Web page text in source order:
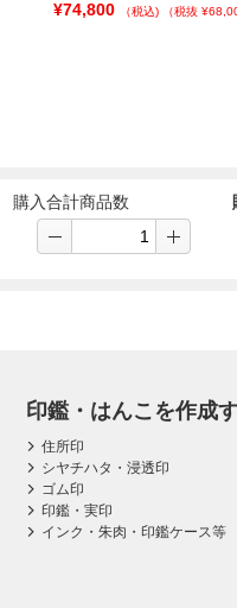
¥74,800
（税込) （税抜
購入合計商品数
印鑑・はんこを作成
住所印
シヤチハタ・浸透印
ゴム印
印鑑・実印
インク・朱肉・印鑑ケース等